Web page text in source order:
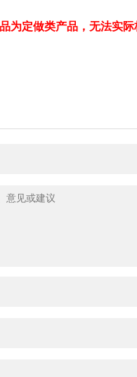
为定做类产品，无法实